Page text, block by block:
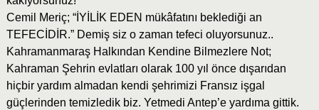
Cemil Meriç; “İYİLİK EDEN mükâfatını beklediği an
TEFECİDİR.” Demiş siz o zaman tefeci oluyorsunuz..
Kahramanmaraş Halkından Kendine Bilmezlere Not;
Kahraman Şehrin evlatları olarak 100 yıl önce dışarıdan
hiçbir yardım almadan kendi şehrimizi Fransız işgal
güçlerinden temizledik biz. Yetmedi Antep’e yardıma gittik.